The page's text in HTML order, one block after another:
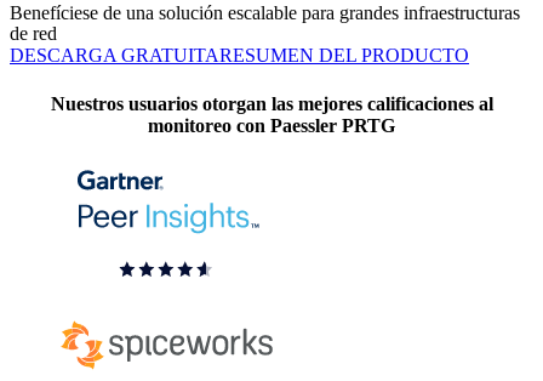
Benefíciese de una solución escalable para grandes infraestructuras
de red
DESCARGA GRATUITARESUMEN DEL PRODUCTO
Nuestros usuarios otorgan las mejores calificaciones al
monitoreo con Paessler PRTG